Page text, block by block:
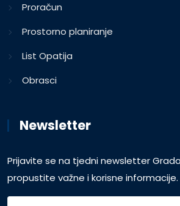
Proračun
Prostorno planiranje
List Opatija
Obrasci
Newsletter
Prijavite se na tjedni newsletter
propustite važne i korisne informacije.